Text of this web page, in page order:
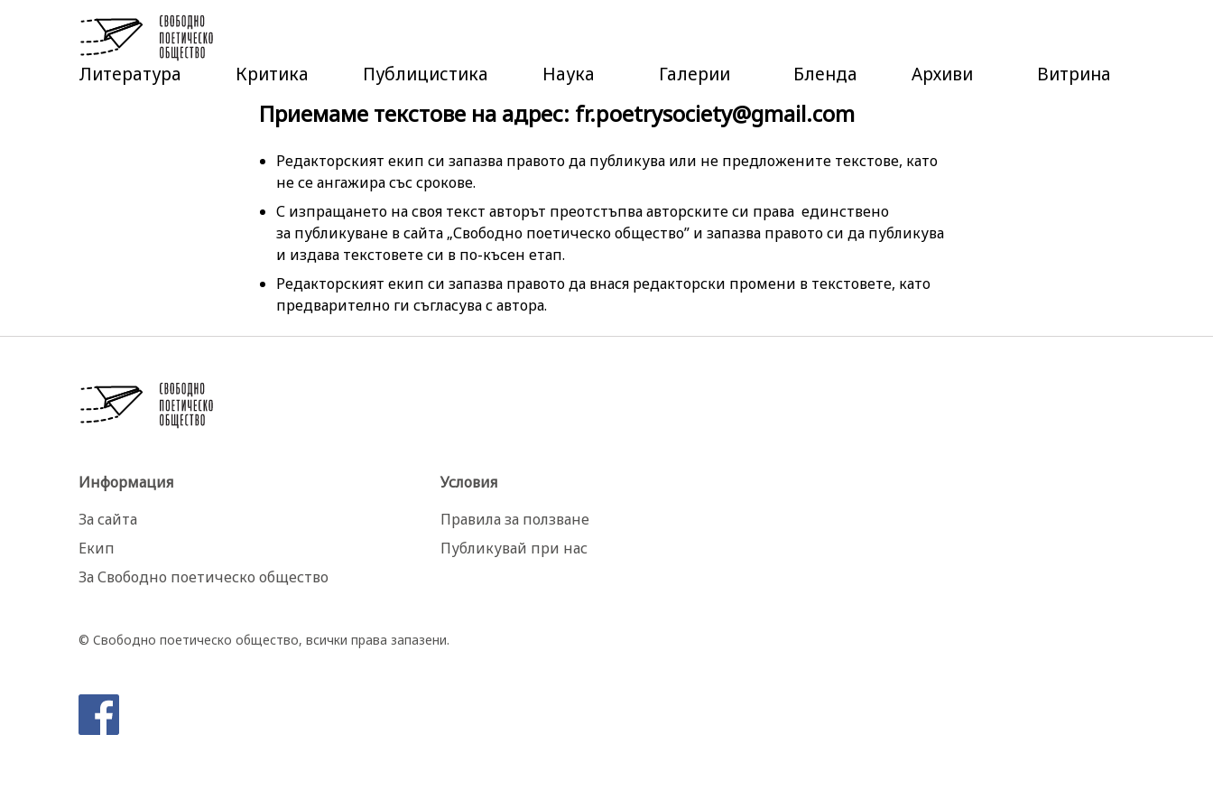
Литература Критика Публицистика Наука Галерии Бленда Архиви Витрина
Приемаме текстове на адрес: fr.poetrysociety@gmail.com
Редакторският екип си запазва правото да публикува или не предложените текстове, като
не се ангажира със срокове.
С изпращането на своя текст авторът преотстъпва авторските си права единствено
за публикуване в сайта „Свободно поетическо общество” и запазва правото си да публикува
и издава текстовете си в по-късен етап.
Редакторският екип си запазва правото да внася редакторски промени в текстовете, като
предварително ги съгласува с автора.
Информация
За сайта
Екип
За Свободно поетическо общество
Условия
Правила за ползване
Публикувай при нас
© Свободно поетическо общество, всички права запазени.